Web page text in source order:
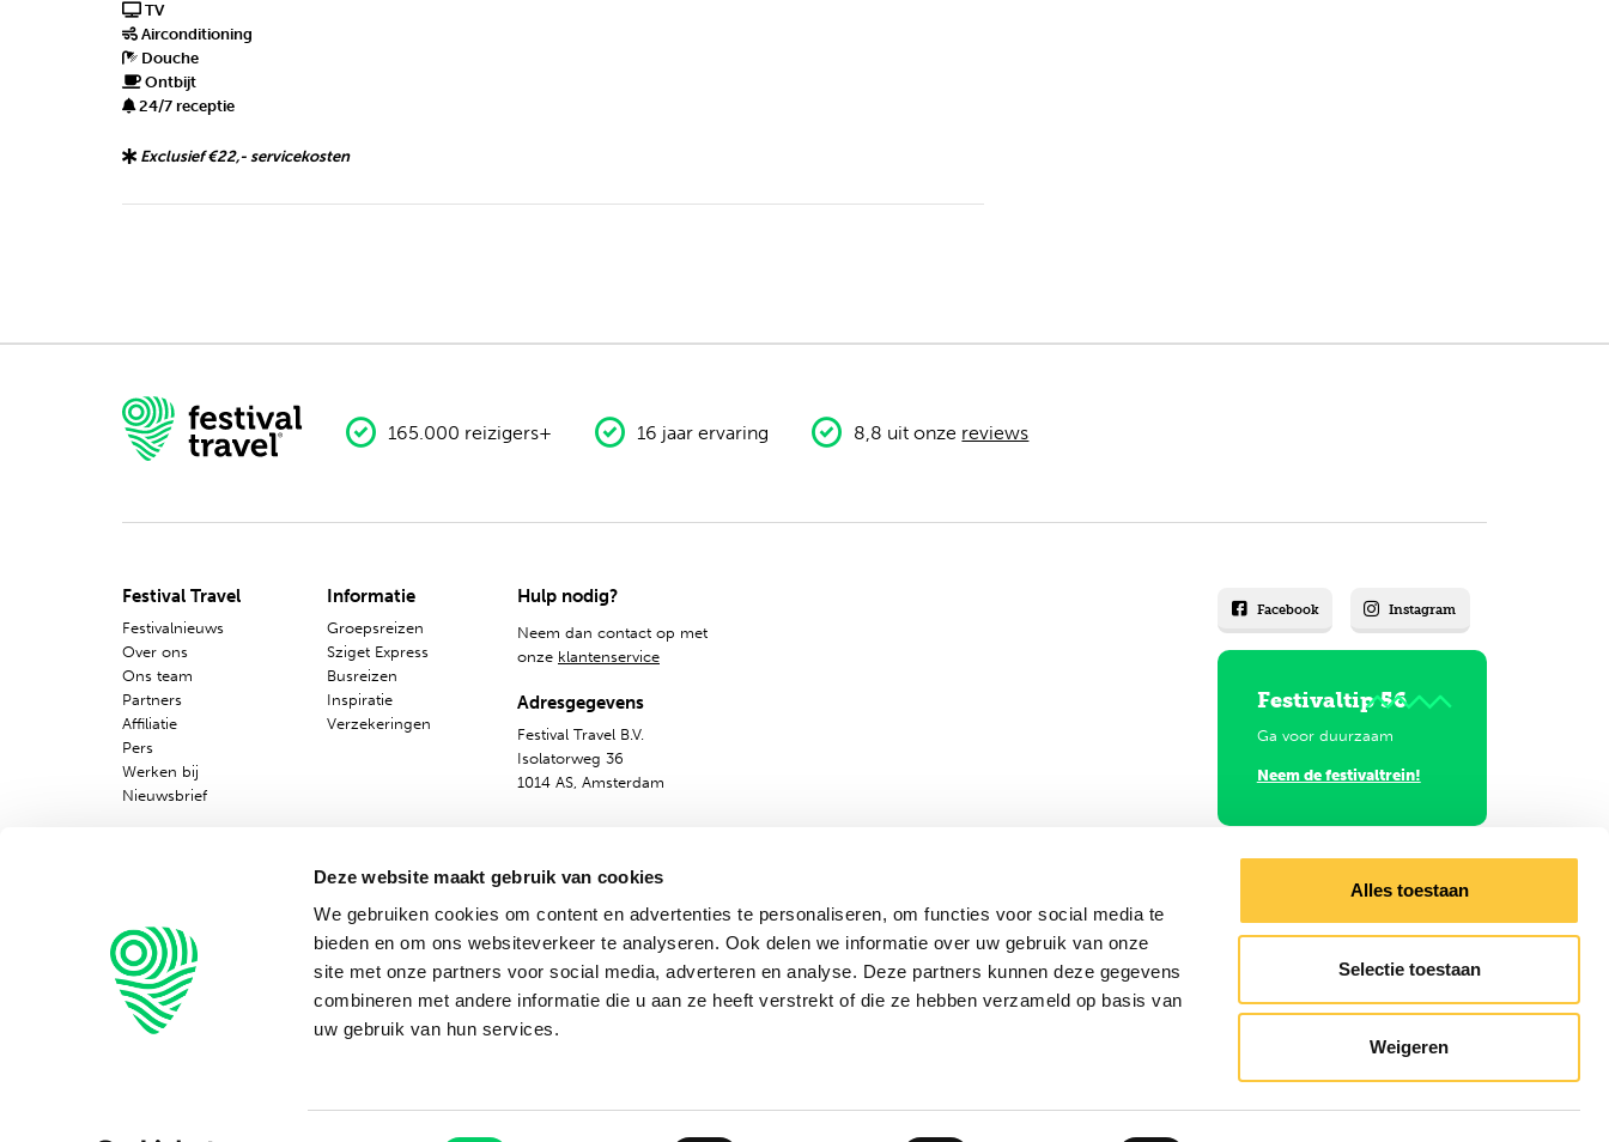
Deze website maakt gebruik van cookies
We gebruiken cookies om content en advertenties te personaliseren, om functies voor social media te
bieden en om ons websiteverkeer te analyseren. Ook delen we informatie over uw gebruik van onze
site met onze partners voor social media, adverteren en analyse. Deze partners kunnen deze gegevens
combineren met andere informatie die u aan ze heeft verstrekt of die ze hebben verzameld op basis van
uw gebruik van hun services.
Alles toestaan
Selectie toestaan
Weigeren
TV
Airconditioning
Douche
Ontbijt
24/7 receptie
Exclusief €22,- servicekosten
165.000 reizigers+ 16 jaar ervaring 8,8 uit onze reviews
Festival Travel
Festivalnieuws
Over ons
Ons team
Partners
Affiliatie
Pers
Werken bij
Nieuwsbrief
Informatie
Groepsreizen
Sziget Express
Busreizen
Inspiratie
Verzekeringen
Hulp nodig?
Neem dan contact op met
onze klantenservice
Adresgegevens
Festival Travel B.V.
Isolatorweg 36
1014 AS, Amsterdam
Facebook Instagram
Festivaltip 56
Ga voor duurzaam
Neem de festivaltrein!
Algemene voorwaarden